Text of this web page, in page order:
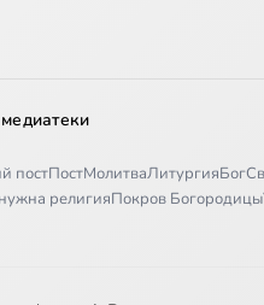
постПостМолитваЛитургияБог
религияПокров Богородицы